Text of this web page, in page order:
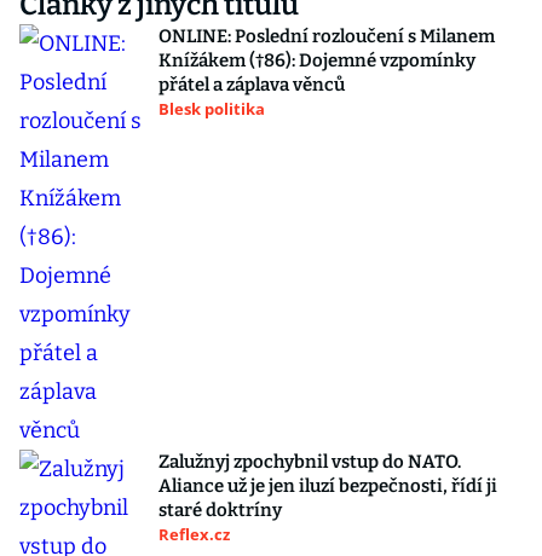
ONLINE: Poslední rozloučení s Milanem
Knížákem (†86): Dojemné vzpomínky
přátel a záplava věnců
Blesk politika
Zalužnyj zpochybnil vstup do NATO.
Aliance už je jen iluzí bezpečnosti, řídí ji
staré doktríny
Reflex.cz